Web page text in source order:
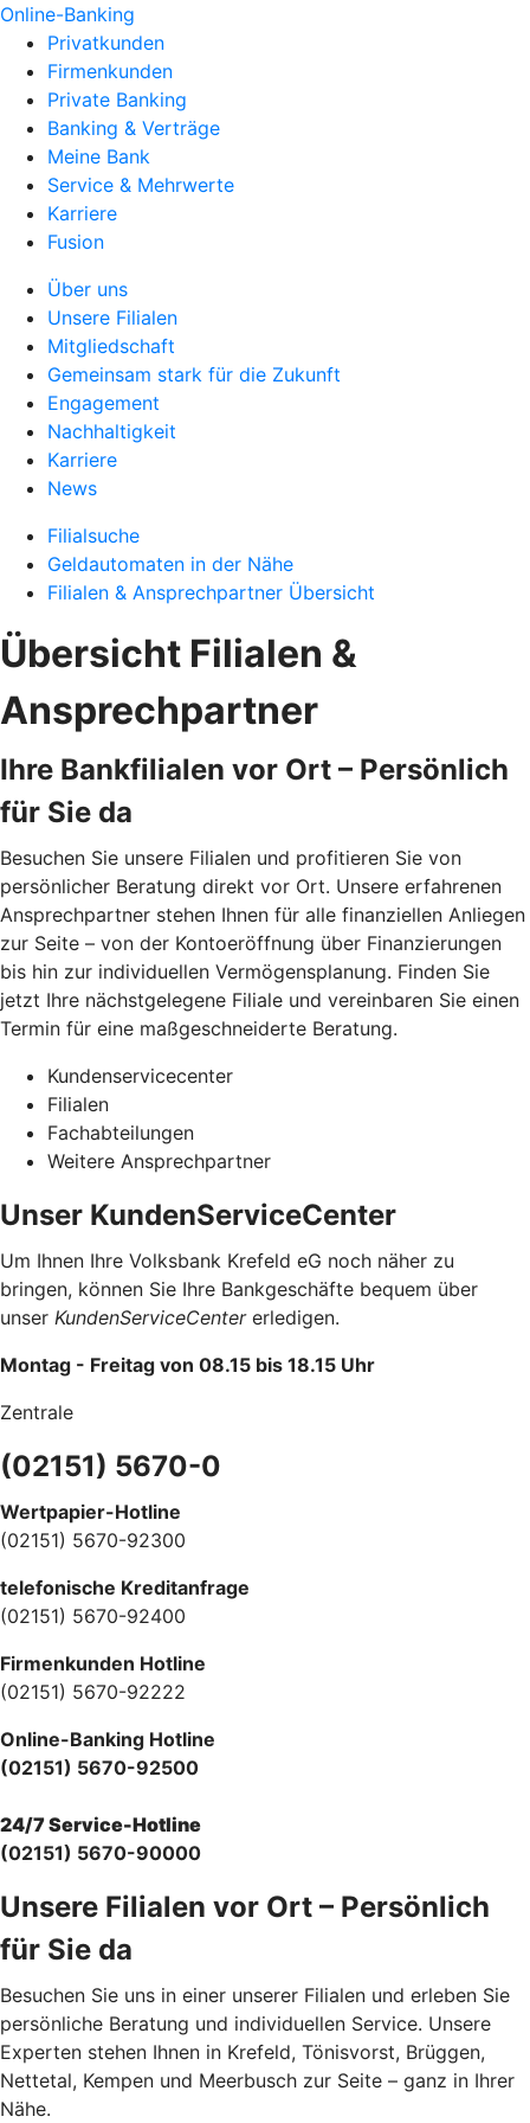
Online-Banking
Privatkunden
Firmenkunden
Private Banking
Banking & Verträge
Meine Bank
Service & Mehrwerte
Karriere
Fusion
Über uns
Unsere Filialen
Mitgliedschaft
Gemeinsam stark für die Zukunft
Engagement
Nachhaltigkeit
Karriere
News
Filialsuche
Geldautomaten in der Nähe
Filialen & Ansprechpartner Übersicht
Übersicht Filialen &
Ansprechpartner
Ihre Bankfilialen vor Ort – Persönlich
für Sie da
Besuchen Sie unsere Filialen und profitieren Sie von
persönlicher Beratung direkt vor Ort. Unsere erfahrenen
Ansprechpartner stehen Ihnen für alle finanziellen Anliegen
zur Seite – von der Kontoeröffnung über Finanzierungen
bis hin zur individuellen Vermögensplanung. Finden Sie
jetzt Ihre nächstgelegene Filiale und vereinbaren Sie einen
Termin für eine maßgeschneiderte Beratung.
Kundenservicecenter
Filialen
Fachabteilungen
Weitere Ansprechpartner
Unser KundenServiceCenter
Um Ihnen Ihre Volksbank Krefeld eG noch näher zu
bringen, können Sie Ihre Bankgeschäfte bequem über
unser KundenServiceCentererledigen.
Montag - Freitag von 08.15 bis 18.15 Uhr
Zentrale
(02151) 5670-0
Wertpapier-Hotline
(02151) 5670-92300
telefonische Kreditanfrage
(02151) 5670-92400
Firmenkunden Hotline
(02151) 5670-92222
Online-Banking Hotline
(02151) 5670-92500
24/7 Service-Hotline
(02151) 5670-90000
Unsere Filialen vor Ort – Persönlich
für Sie da
Besuchen Sie uns in einer unserer Filialen und erleben Sie
persönliche Beratung und individuellen Service. Unsere
Experten stehen Ihnen in Krefeld, Tönisvorst, Brüggen,
Nettetal, Kempen und Meerbusch zur Seite – ganz in Ihrer
Nähe.